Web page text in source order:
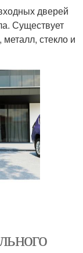
дверей
Существует
стекло и